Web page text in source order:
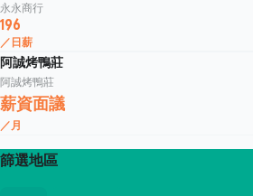
永永商行
196
／日薪
阿誠烤鴨莊
阿誠烤鴨莊
薪資面議
／月
篩選地區